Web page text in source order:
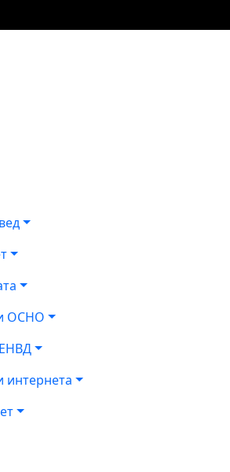
ОСНО
интернета